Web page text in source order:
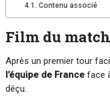
Contenu associé
Film du match
Après un premier tour
l’équipe de Franceface
déçu.